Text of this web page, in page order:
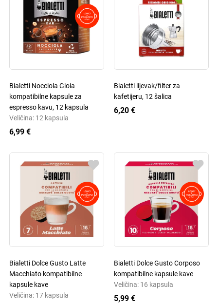
Bialetti Nocciola Gioia
kompatibilne kapsule za
espresso kavu, 12 kapsula
Veličina: 12 kapsula
6,99 €
Bialetti lijevak/filter za
kafetijeru, 12 šalica
6,20 €
Bialetti Dolce Gusto Latte
Macchiato kompatibilne
kapsule kave
Veličina: 17 kapsula
Bialetti Dolce Gusto Corposo
kompatibilne kapsule kave
Veličina: 16 kapsula
5,99 €